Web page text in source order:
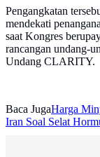
Pengangkatan
mendekati
saat Kongres
rancangan undang-
Undang CLARITY.
Baca JugaHarga
Iran Soal Selat